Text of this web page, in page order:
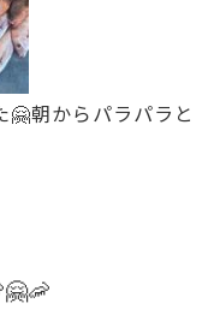
朝からパラパラと